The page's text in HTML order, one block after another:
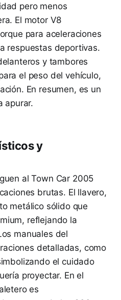
pero menos
El motor V8
para aceleraciones
respuestas deportivas.
y tambores
el peso del vehículo,
En resumen, es un
apurar.
y
al Town Car 2005
brutas. El llavero,
metálico sólido que
reflejando la
manuales del
detalladas, como
el cuidado
proyectar. En el
es